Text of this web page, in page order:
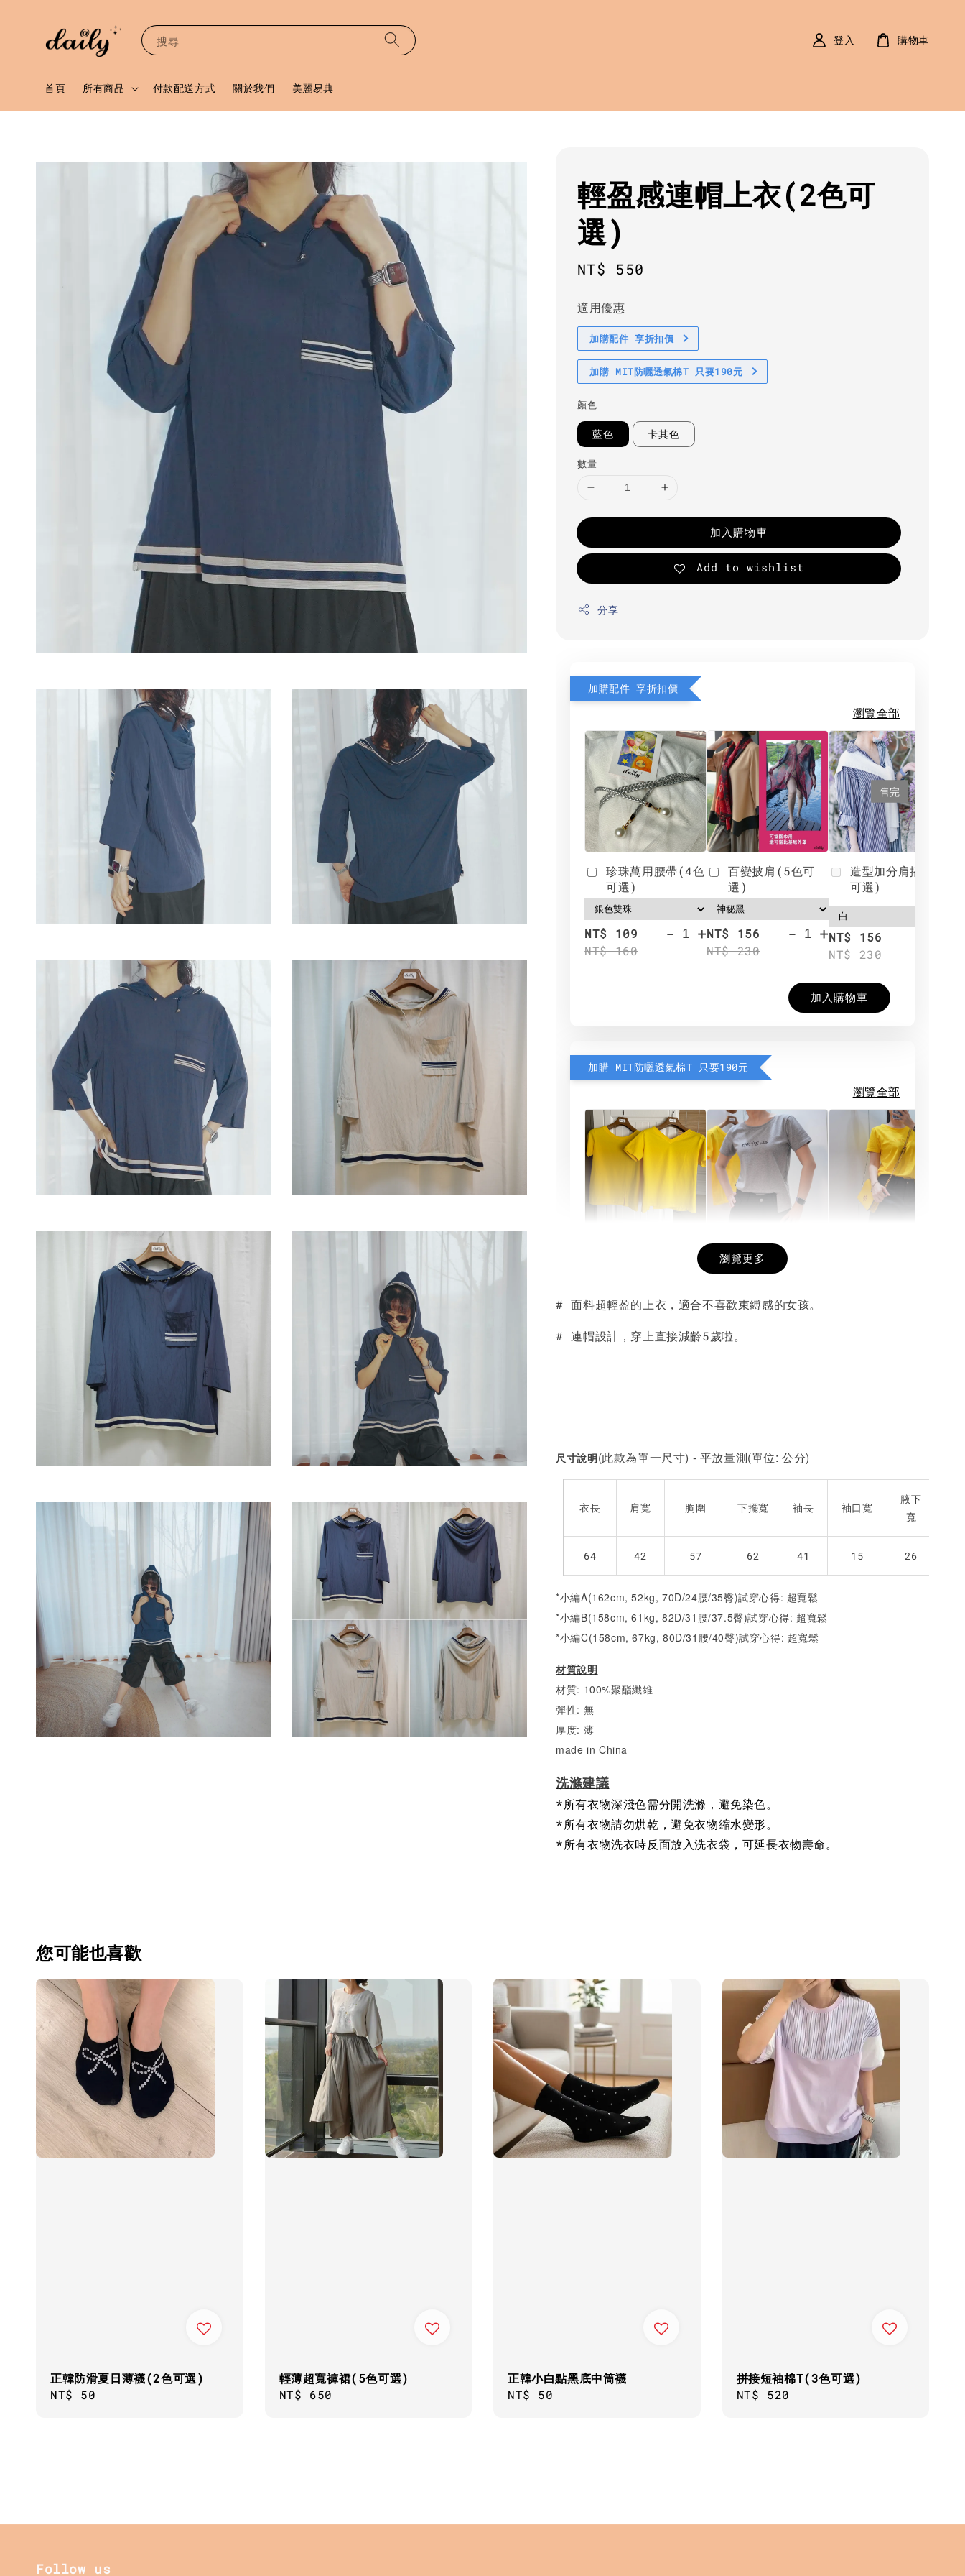
搜尋
首頁 所有商品 付款配送方式 關於我們 美麗易典
登入 購物車
輕盈感連帽上衣(2色可
選)
Regular
NT$ 550
適用優惠
加購配件 享折扣價
加購 MIT防曬透氣棉T 只要190元
顏色
藍色 卡其色
數量
加入購物車
Add to wishlist
分享
加購配件 享折扣價
瀏覽全部
珍珠萬用腰帶(4色
可選)
NT$ 109
NT$ 160
- +
百變披肩(5色可
選)
NT$ 156
NT$ 230
- +
售完
造型加分肩搭(4色
可選)
NT$ 156
NT$ 230
加入購物車
加購 MIT防曬透氣棉T 只要190元
瀏覽全部
NT$ 190
NT$ 450
- +
希望相隨雙面T
NT$ 190
NT$ 450
-
瀏覽更多
# 面料超輕盈的上衣，適合不喜歡束縛感的女孩。
# 連帽設計，穿上直接減齡5歲啦。
尺寸說明(此款為單一尺寸) - 平放量測(單位: 公分)
衣長 肩寬 胸圍 下擺寬 袖長 袖口寬
腋下
寬
64 42 57 62 41 15 26
*小編A(162cm, 52kg, 70D/24腰/35臀)試穿心得: 超寬鬆
*小編B(158cm, 61kg, 82D/31腰/37.5臀)試穿心得: 超寬鬆
*小編C(158cm, 67kg, 80D/31腰/40臀)試穿心得: 超寬鬆
材質說明
材質: 100%聚酯纖維
彈性: 無
厚度: 薄
made in China
洗滌建議
*所有衣物深淺色需分開洗滌，避免染色。
*所有衣物請勿烘乾，避免衣物縮水變形。
*所有衣物洗衣時反面放入洗衣袋，可延長衣物壽命。
您可能也喜歡
正韓防滑夏日薄襪(2色可選)
Regular
NT$ 50
輕薄超寬褲裙(5色可選)
Regular
NT$ 650
正韓小白點黑底中筒襪
Regular
NT$ 50
拼接短袖棉T(3色可選)
Regular
NT$ 520
Follow us